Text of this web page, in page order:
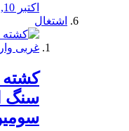
اکتبر 10, 2019
اشتغال
سنگ